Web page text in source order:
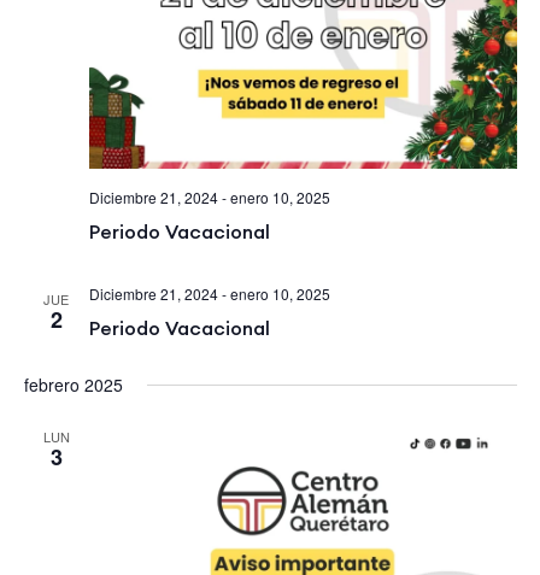
Diciembre 21, 2024-enero 10, 2025
Periodo Vacacional
JUE
2
Diciembre 21, 2024-enero 10, 2025
Periodo Vacacional
febrero 2025
LUN
3